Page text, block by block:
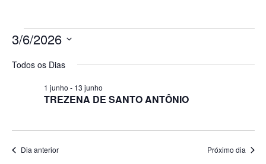
3/6/2026
a
data.
Todos os Dias
TREZENA DE SANTO ANTÔNIO
1 junho - 13 junho
Dia anterior Próximo dia